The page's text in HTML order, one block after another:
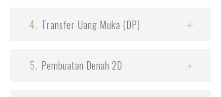
4. Transfer Uang Muka (DP)
5. Pembuatan Denah 2D